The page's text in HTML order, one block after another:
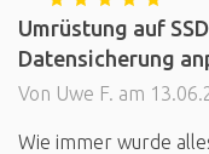
Umrüstung auf
Datensicherung
Von Uwe F. am
Wie immer wurde